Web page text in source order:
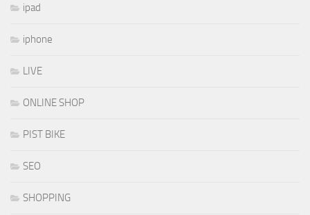
ipad
iphone
LIVE
ONLINE SHOP
PIST BIKE
SEO
SHOPPING